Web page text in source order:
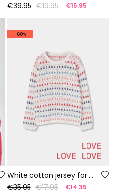
€39.95 €19.95 €15.95
-60%
White cotton jersey for girls
€35.95 €17.95 €14.35